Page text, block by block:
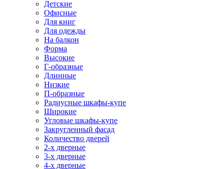
Детские
Офисные
Для книг
Для одежды
На балкон
Форма
Высокие
Г-образные
Длинные
Низкие
П-образные
Радиусные шкафы-купе
Широкие
Угловые шкафы-купе
Закругленный фасад
Количество дверей
2-х дверные
3-х дверные
4-х дверные